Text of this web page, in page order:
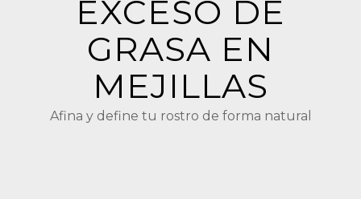
EXCESO DE
GRASA EN
MEJILLAS
Afina y define tu rostro de forma natural